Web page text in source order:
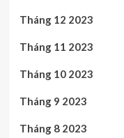
Tháng 12 2023
Tháng 11 2023
Tháng 10 2023
Tháng 9 2023
Tháng 8 2023